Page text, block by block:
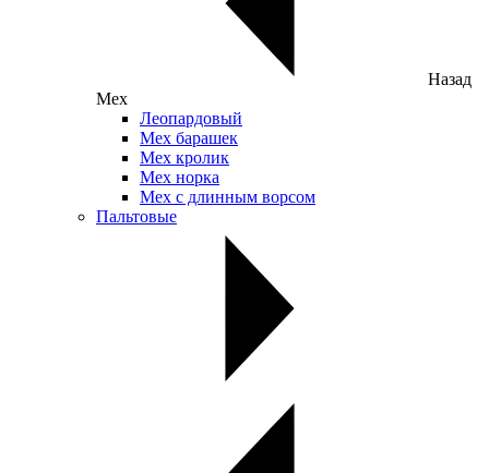
Назад
Мех
Леопардовый
Мех барашек
Мех кролик
Мех норка
Мех с длинным ворсом
Пальтовые